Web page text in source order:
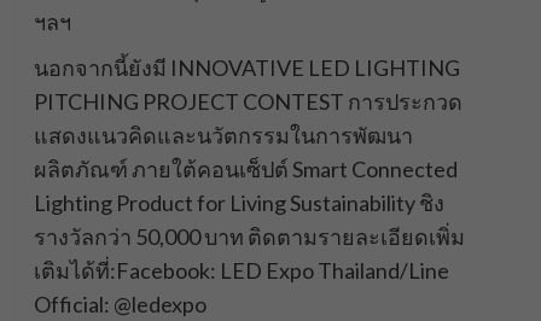
ฯลฯ
นอกจากนี้ยังมี INNOVATIVE LED LIGHTING
PITCHING PROJECT CONTEST การประกวด
แสดงแนวคิดและนวัตกรรมในการพัฒนา
ผลิตภัณฑ์ ภายใต้คอนเซ็ปต์ Smart Connected
Lighting Product for Living Sustainability ชิง
รางวัลกว่า 50,000 บาท ติดตามรายละเอียดเพิ่ม
เติมได้ที่:Facebook: LED Expo Thailand/Line
Official: @ledexpo